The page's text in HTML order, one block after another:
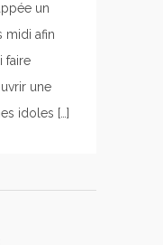
un
midi afin
faire
une
idoles […]